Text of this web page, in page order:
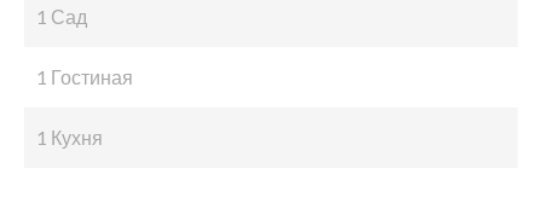
1 Сад
1 Гостиная
1 Кухня